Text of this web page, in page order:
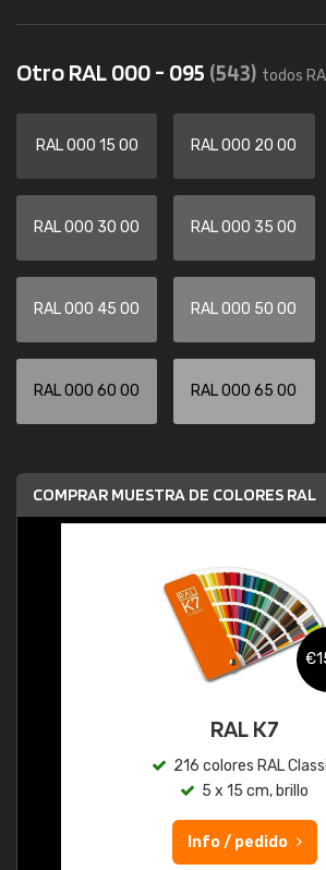
Otro RAL 000 - 095 (543) todos
RAL 000 15 00 RAL 000 20 00
RAL 000 30 00 RAL 000 35 00
RAL 000 45 00 RAL 000 50 00
RAL 000 60 00 RAL 000 65 00
COMPRAR MUESTRA DE COLORES RAL
RAL K7
216 colores RAL
5 x 15 cm, brillo
Info / pedido